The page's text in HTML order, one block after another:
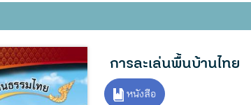
การละเล่นพื้นบ้านไทย
หนังสือ